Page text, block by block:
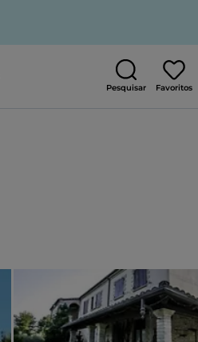
Pesquisar Favoritos